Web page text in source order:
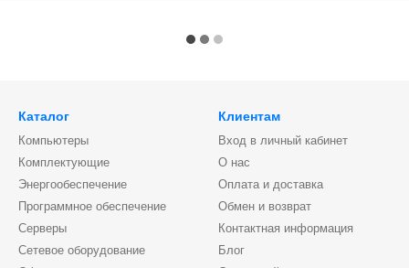
Каталог
Компьютеры
Комплектующие
Энергообеспечение
Программное обеспечение
Серверы
Сетевое оборудование
Клиентам
Вход в личный кабинет
О нас
Оплата и доставка
Обмен и возврат
Контактная информация
Блог